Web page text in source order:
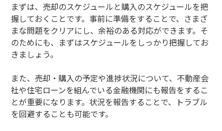
まずは、売却のスケジュールと購入のスケジュールを把
握しておくことです。事前に準備をすることで、さまざ
まな問題をクリアにし、余裕のある対応ができます。そ
のためにも、まずはスケジュールをしっかり把握してお
きましょう。
また、売却・購入の予定や進捗状況について、不動産会
社や住宅ローンを組んでいる金融機関にも報告をするこ
とが重要になります。状況を報告することで、トラブル
を回避することも可能です。